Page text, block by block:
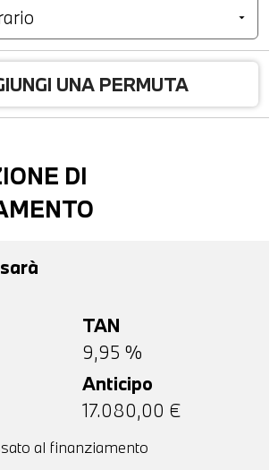
UNA PERMUTA
DI
TAN
9,95 %
Anticipo
17.080,00 €
al finanziamento